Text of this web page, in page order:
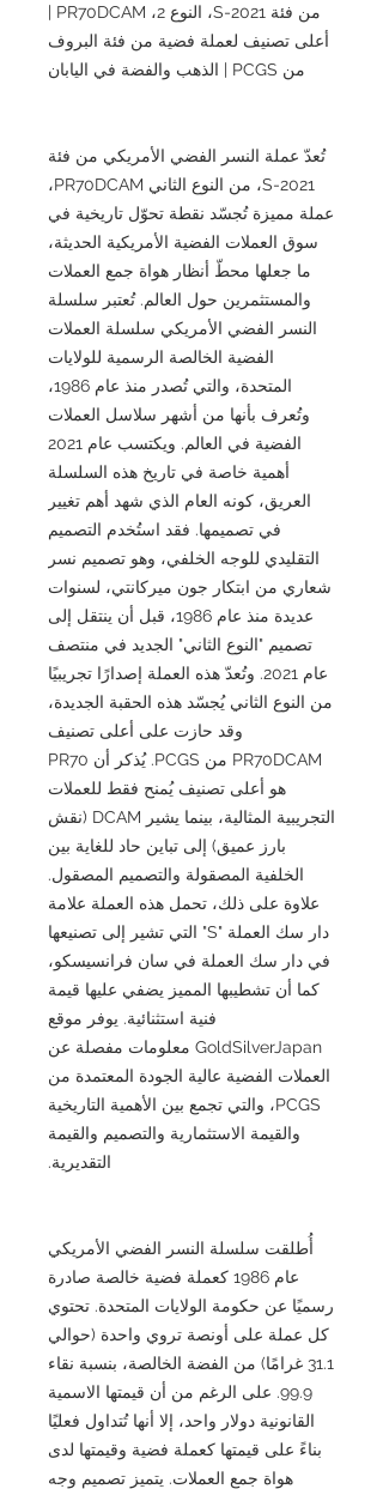
من فئة 2021-S، النوع 2، PR70DCAM |
أعلى تصنيف لعملة فضية من فئة البروف
من PCGS | الذهب والفضة في اليابان
تُعدّ عملة النسر الفضي الأمريكي من فئة
2021-S، من النوع الثاني PR70DCAM،
عملة مميزة تُجسّد نقطة تحوّل تاريخية في
سوق العملات الفضية الأمريكية الحديثة،
ما جعلها محطّ أنظار هواة جمع العملات
والمستثمرين حول العالم. تُعتبر سلسلة
النسر الفضي الأمريكي سلسلة العملات
الفضية الخالصة الرسمية للولايات
المتحدة، والتي تُصدر منذ عام 1986،
وتُعرف بأنها من أشهر سلاسل العملات
الفضية في العالم. ويكتسب عام 2021
أهمية خاصة في تاريخ هذه السلسلة
العريق، كونه العام الذي شهد أهم تغيير
في تصميمها. فقد استُخدم التصميم
التقليدي للوجه الخلفي، وهو تصميم نسر
شعاري من ابتكار جون ميركانتي، لسنوات
عديدة منذ عام 1986، قبل أن ينتقل إلى
تصميم "النوع الثاني" الجديد في منتصف
عام 2021. وتُعدّ هذه العملة إصدارًا تجريبيًا
من النوع الثاني يُجسّد هذه الحقبة الجديدة،
وقد حازت على أعلى تصنيف
PR70DCAM من PCGS. يُذكر أن PR70
هو أعلى تصنيف يُمنح فقط للعملات
التجريبية المثالية، بينما يشير DCAM (نقش
بارز عميق) إلى تباين حاد للغاية بين
الخلفية المصقولة والتصميم المصقول.
علاوة على ذلك، تحمل هذه العملة علامة
دار سك العملة "S" التي تشير إلى تصنيعها
في دار سك العملة في سان فرانسيسكو،
كما أن تشطيبها المميز يضفي عليها قيمة
فنية استثنائية. يوفر موقع
GoldSilverJapan معلومات مفصلة عن
العملات الفضية عالية الجودة المعتمدة من
PCGS، والتي تجمع بين الأهمية التاريخية
والقيمة الاستثمارية والتصميم والقيمة
التقديرية.
أُطلقت سلسلة النسر الفضي الأمريكي
عام 1986 كعملة فضية خالصة صادرة
رسميًا عن حكومة الولايات المتحدة. تحتوي
كل عملة على أونصة تروي واحدة (حوالي
31.1 غرامًا) من الفضة الخالصة، بنسبة نقاء
99.9. على الرغم من أن قيمتها الاسمية
القانونية دولار واحد، إلا أنها تُتداول فعليًا
بناءً على قيمتها كعملة فضية وقيمتها لدى
هواة جمع العملات. يتميز تصميم وجه